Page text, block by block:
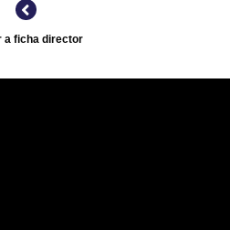
a ficha director